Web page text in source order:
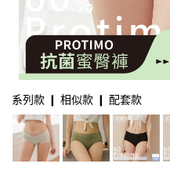
系列款 ❙ 相似款 ❙ 配套款